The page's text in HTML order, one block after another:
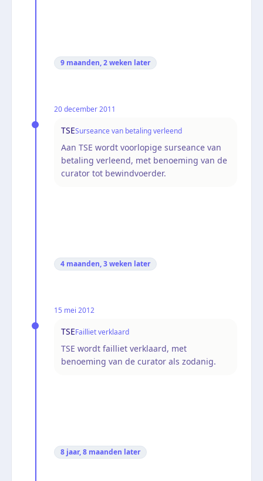
9 maanden, 2 weken later
20 december 2011
TSESurseance van betaling verleend
Aan TSE wordt voorlopige surseance van
betaling verleend, met benoeming van de
curator tot bewindvoerder.
4 maanden, 3 weken later
15 mei 2012
TSEFailliet verklaard
TSE wordt failliet verklaard, met
benoeming van de curator als zodanig.
8 jaar, 8 maanden later